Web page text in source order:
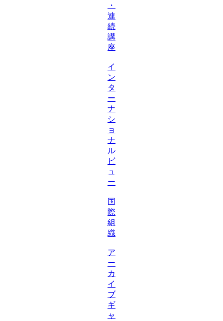
・
連
続
講
座
イ
ン
タ
ー
ナ
シ
ョ
ナ
ル
ビ
ュ
ー
国
際
組
織
ア
ー
カ
イ
ブ
ギ
ャ